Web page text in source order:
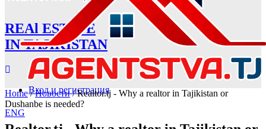
REAl ESTATE
IN TAJIKISTAN
Вход и регистрация
ENG
Home/Новости/ Realtor.tj - Why a realtor in Tajikistan or
Dushanbe is needed?